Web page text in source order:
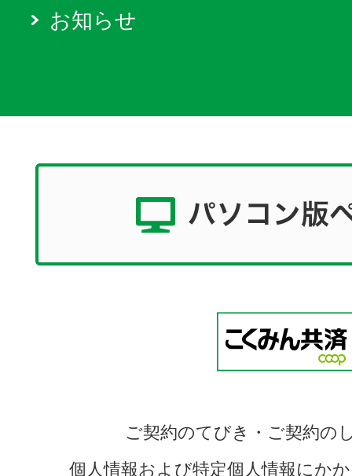
お知らせ
ご契約のてびき・ご契約の
個人情報および特定個人情報にか